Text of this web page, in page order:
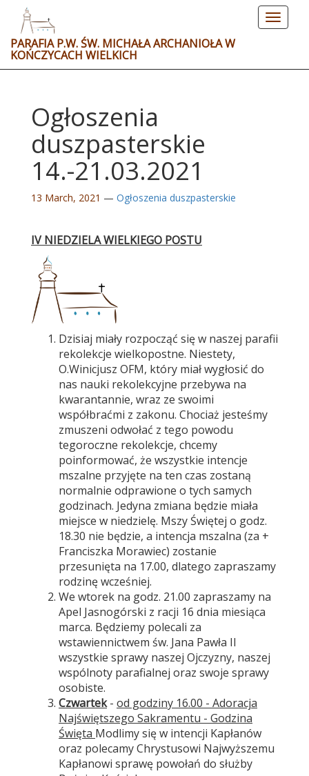
Toggle
PARAFIA P.W. ŚW. MICHAŁA ARCHANIOŁA W
KOŃCZYCACH WIELKICH
Ogłoszenia
duszpasterskie
14.-21.03.2021
13 March, 2021 — Ogłoszenia duszpasterskie
IV NIEDZIELA WIELKIEGO POSTU
Dzisiaj miały rozpocząć się w naszej parafii
rekolekcje wielkopostne. Niestety,
O.Winicjusz OFM, który miał wygłosić do
nas nauki rekolekcyjne przebywa na
kwarantannie, wraz ze swoimi
współbraćmi z zakonu. Chociaż jesteśmy
zmuszeni odwołać z tego powodu
tegoroczne rekolekcje, chcemy
poinformować, że wszystkie intencje
mszalne przyjęte na ten czas zostaną
normalnie odprawione o tych samych
godzinach. Jedyna zmiana będzie miała
miejsce w niedzielę. Mszy Świętej o godz.
18.30 nie będzie, a intencja mszalna (za +
Franciszka Morawiec) zostanie
przesunięta na 17.00, dlatego zapraszamy
rodzinę wcześniej.
We wtorek na godz. 21.00 zapraszamy na
Apel Jasnogórski z racji 16 dnia miesiąca
marca. Będziemy polecali za
wstawiennictwem św. Jana Pawła II
wszystkie sprawy naszej Ojczyzny, naszej
wspólnoty parafialnej oraz swoje sprawy
osobiste.
Czwartek- od godziny 16.00 - Adoracja
Najświętszego Sakramentu - Godzina
Święta Modlimy się w intencji Kapłanów
oraz polecamy Chrystusowi Najwyższemu
Kapłanowi sprawę powołań do służby